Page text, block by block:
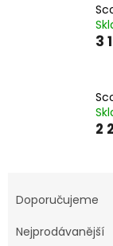
3
2
a
e
Doporučujeme
Nejprodávanější